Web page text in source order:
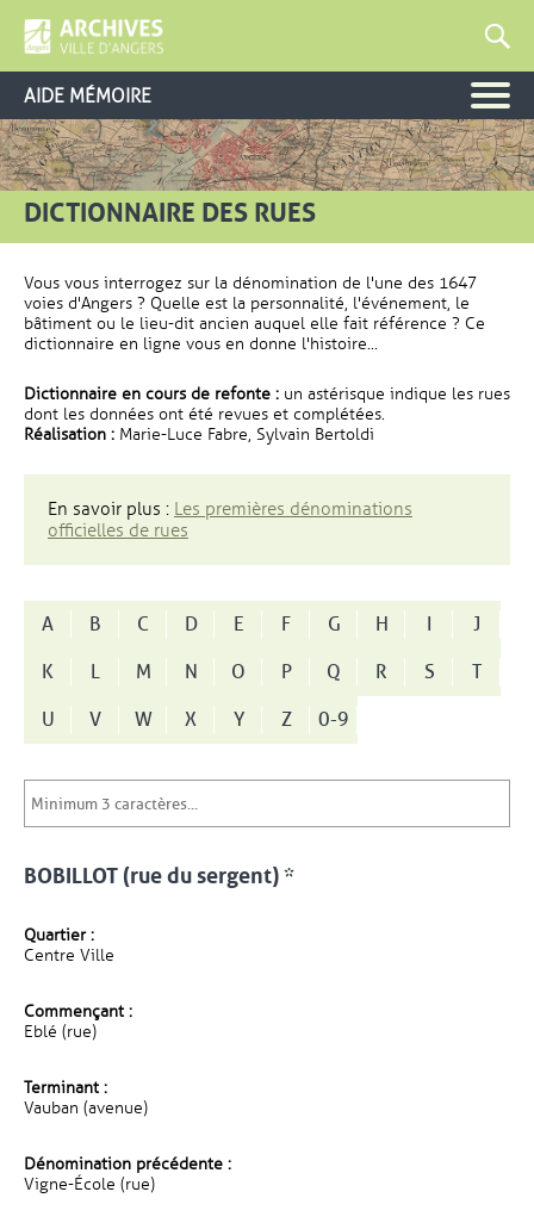
AIDE MÉMOIRE
DICTIONNAIRE DES RUES
Vous vous interrogez sur la dénomination de l'une des 1647
voies d'Angers ? Quelle est la personnalité, l'événement, le
bâtiment ou le lieu-dit ancien auquel elle fait référence ? Ce
dictionnaire en ligne vous en donne l'histoire...
Dictionnaire en cours de refonte : un astérisque indique les rues
dont les données ont été revues et complétées.
Réalisation : Marie-Luce Fabre, Sylvain Bertoldi
En savoir plus : Les premières dénominations
officielles de rues
A B C D E F G H I
J
K
L M N O P Q R S
T
U
V W X Y Z 0-9
BOBILLOT (rue du sergent) *
Quartier :
Centre Ville
Commençant :
Eblé (rue)
Terminant :
Vauban (avenue)
Dénomination précédente :
Vigne-École (rue)